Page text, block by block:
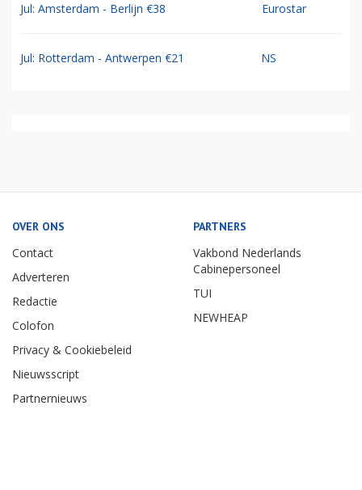
Jul: Amsterdam - Berlijn €38 Eurostar
Jul: Rotterdam - Antwerpen €21 NS
OVER ONS
Contact
Adverteren
Redactie
Colofon
Privacy & Cookiebeleid
Nieuwsscript
Partnernieuws
PARTNERS
Vakbond Nederlands
Cabinepersoneel
TUI
NEWHEAP